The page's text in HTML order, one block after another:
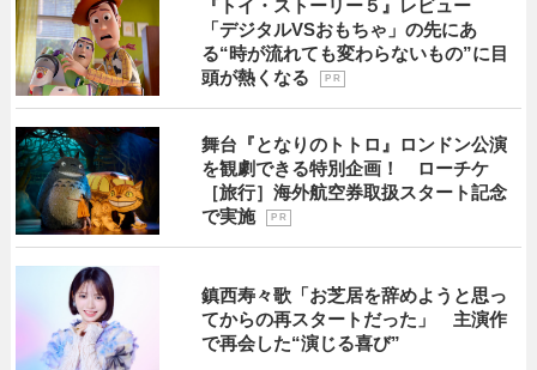
『トイ・ストーリー５』レビュー
「デジタルVSおもちゃ」の先にあ
る“時が流れても変わらないもの”に目
頭が熱くなる
P R
舞台『となりのトトロ』ロンドン公演
を観劇できる特別企画！ ローチケ
［旅行］海外航空券取扱スタート記念
で実施
P R
鎮西寿々歌「お芝居を辞めようと思っ
てからの再スタートだった」 主演作
で再会した“演じる喜び”